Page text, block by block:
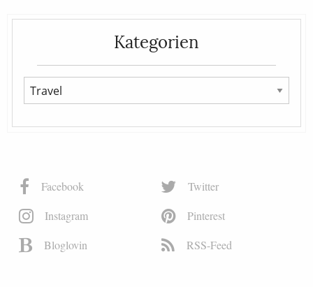
Kategorien
Facebook
Twitter
Instagram
Pinterest
Bloglovin
RSS-Feed